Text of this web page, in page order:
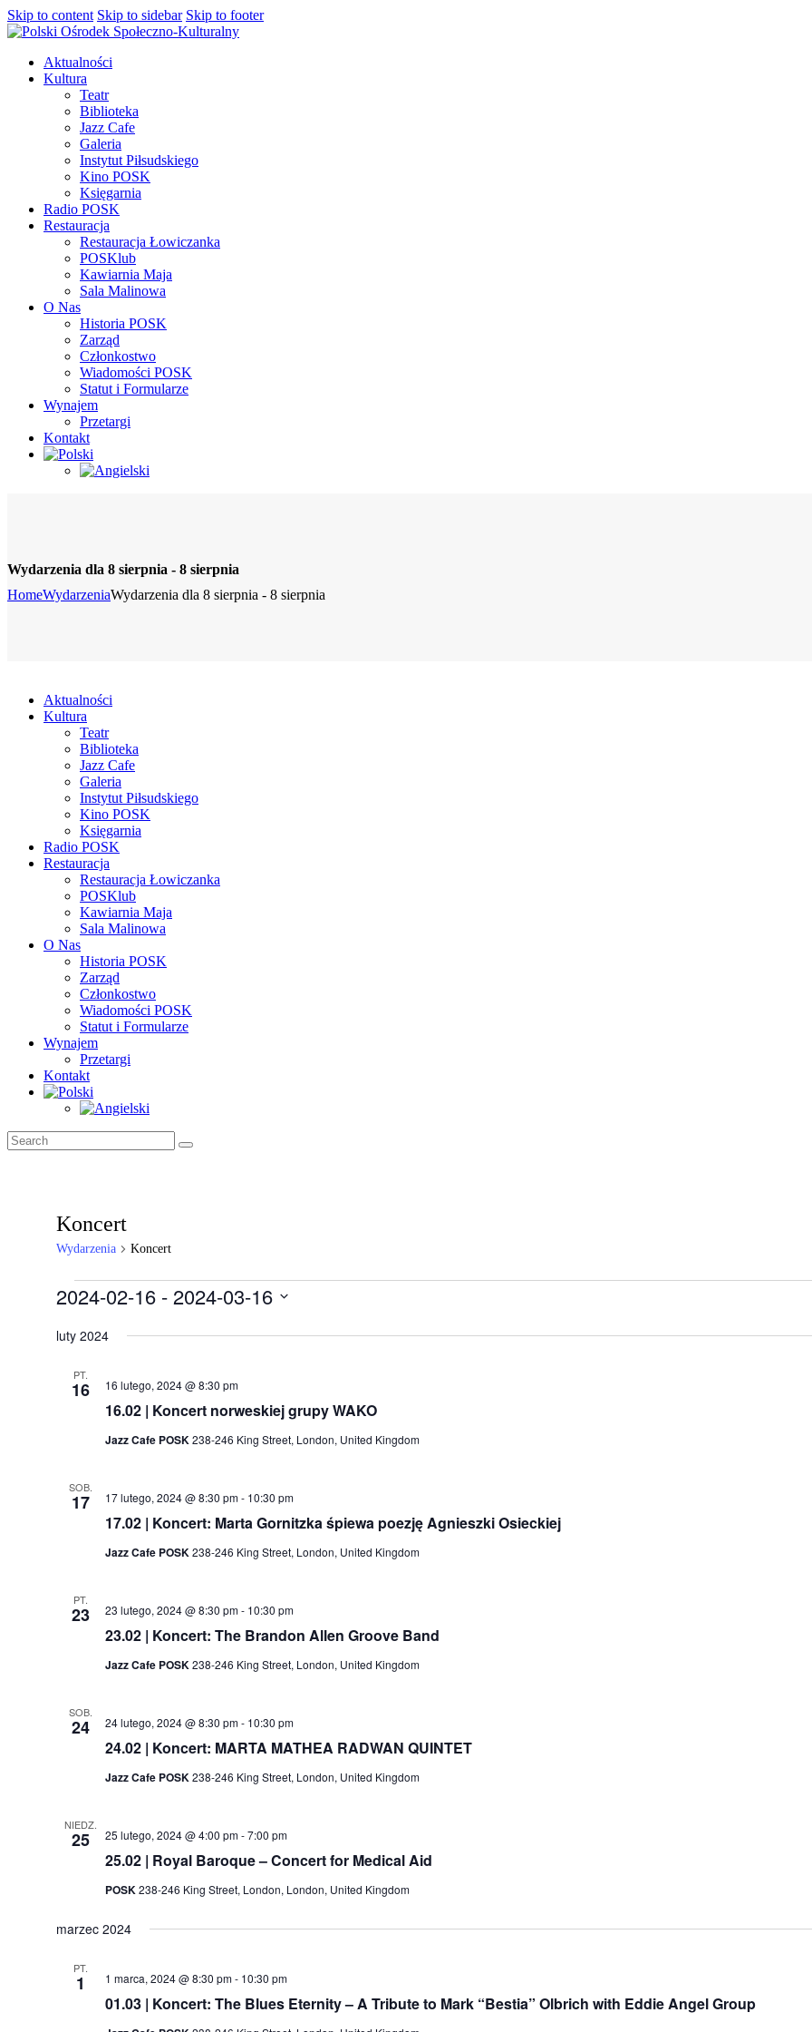
Skip to content Skip to sidebar Skip to footer
Aktualności
Kultura
Teatr
Biblioteka
Jazz Cafe
Galeria
Instytut Piłsudskiego
Kino POSK
Księgarnia
Radio POSK
Restauracja
Restauracja Łowiczanka
POSKlub
Kawiarnia Maja
Sala Malinowa
O Nas
Historia POSK
Zarząd
Członkostwo
Wiadomości POSK
Statut i Formularze
Wynajem
Przetargi
Kontakt
Wydarzenia dla 8 sierpnia - 8 sierpnia
HomeWydarzeniaWydarzenia dla 8 sierpnia - 8 sierpnia
Aktualności
Kultura
Teatr
Biblioteka
Jazz Cafe
Galeria
Instytut Piłsudskiego
Kino POSK
Księgarnia
Radio POSK
Restauracja
Restauracja Łowiczanka
POSKlub
Kawiarnia Maja
Sala Malinowa
O Nas
Historia POSK
Zarząd
Członkostwo
Wiadomości POSK
Statut i Formularze
Wynajem
Przetargi
Kontakt
Koncert
Wydarzenia Koncert
Wydarzenia
2024-02-16 - 2024-03-16
datę.
luty 2024
PT.
16
16.02 | Koncert norweskiej grupy WAKO
16 lutego, 2024 @ 8:30 pm
Jazz Cafe POSK238-246 King Street, London, United Kingdom
SOB.
17
17.02 | Koncert: Marta Gornitzka śpiewa poezję Agnieszki Osieckiej
17 lutego, 2024 @ 8:30 pm- 10:30 pm
Jazz Cafe POSK238-246 King Street, London, United Kingdom
PT.
23
23.02 | Koncert: The Brandon Allen Groove Band
23 lutego, 2024 @ 8:30 pm- 10:30 pm
Jazz Cafe POSK238-246 King Street, London, United Kingdom
SOB.
24
24.02 | Koncert: MARTA MATHEA RADWAN QUINTET
24 lutego, 2024 @ 8:30 pm- 10:30 pm
Jazz Cafe POSK238-246 King Street, London, United Kingdom
NIEDZ.
25
25.02 | Royal Baroque – Concert for Medical Aid
25 lutego, 2024 @ 4:00 pm-7:00 pm
POSK238-246 King Street, London, London, United Kingdom
marzec 2024
PT.
1
01.03 | Koncert: The Blues Eternity – A Tribute to Mark “Bestia” Olbrich with Eddie Angel Group
1 marca, 2024 @ 8:30 pm- 10:30 pm